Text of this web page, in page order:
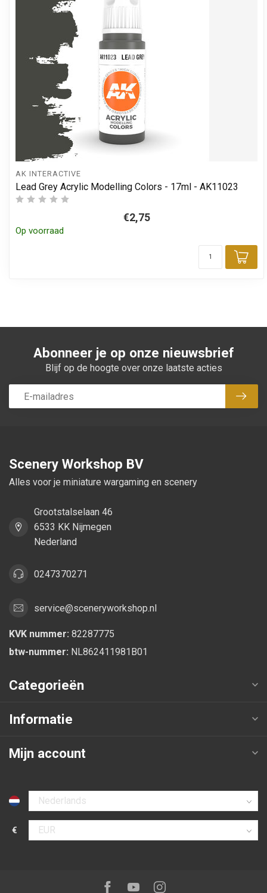
AK INTERACTIVE
Lead Grey Acrylic Modelling Colors - 17ml - AK11023
€2,75
Op voorraad
Abonneer je op onze nieuwsbrief
Blijf op de hoogte over onze laatste acties
Scenery Workshop BV
Alles voor je miniature wargaming en scenery
Grootstalselaan 46
6533 KK Nijmegen
Nederland
0247370271
service@sceneryworkshop.nl
KVK nummer: 82287775
btw-nummer: NL862411981B01
Categorieën
Informatie
Mijn account
Selecteer taal
€
Selecteer valuta
Volg ons op:Facebook
YoutubeInstagram